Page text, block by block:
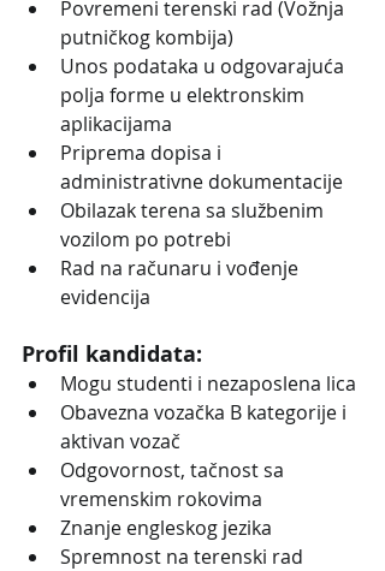
Povremeni terenski rad (Vožnja
putničkog kombija)
Unos podataka u odgovarajuća
polja forme u elektronskim
aplikacijama
Priprema dopisa i
administrativne dokumentacije
Obilazak terena sa službenim
vozilom po potrebi
Rad na računaru i vođenje
evidencija
Profil kandidata:
Mogu studenti i nezaposlena lica
Obavezna vozačka B kategorije i
aktivan vozač
Odgovornost, tačnost sa
vremenskim rokovima
Znanje engleskog jezika
Spremnost na terenski rad